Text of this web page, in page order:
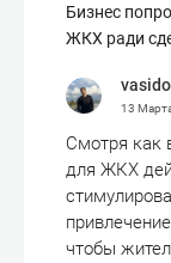
Бизнес
ЖКХ ради
vasidol
13
Смотря как
для ЖКХ
чтобы